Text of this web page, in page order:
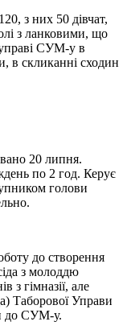
з них 50 дівчат,
з ланковими, що
СУМ-у в
в скликанні сходин
20 липня.
по 2 год. Керує
голови
до створення
з молоддю
з гімназії, але
Таборової Управи
до СУМ-у.